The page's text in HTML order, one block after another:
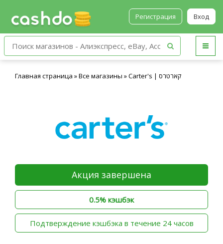
Регистрация Вход
Главная страница »Все магазины » Carter's | קארטרס
Акция завершена
0.5% кэшбэк
‫Подтверждение кэшбэка в течение 24 часов